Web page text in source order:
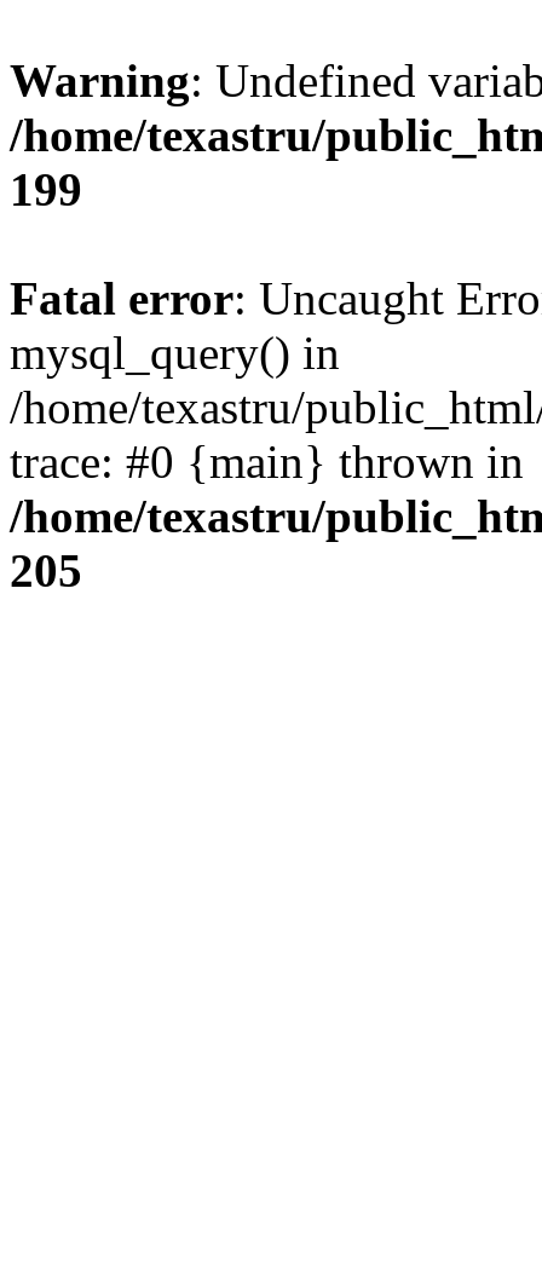
Warning: Undefined
/home/texastru/
199
Fatal error: Uncaught
mysql_query() in
/home/texastru/
trace: #0 {main} thrown in
/home/texastru/
205